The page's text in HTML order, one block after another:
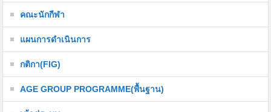
คณะนักกีฬา
แผนการดำเนินการ
กติกา(FIG)
AGE GROUP PROGRAMME(พื้นฐาน)